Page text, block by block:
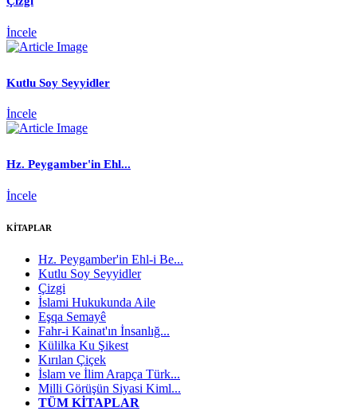
İncele
Kutlu Soy Seyyidler
İncele
Hz. Peygamber'in Ehl...
İncele
KİTAPLAR
Hz. Peygamber'in Ehl-i Be...
Kutlu Soy Seyyidler
Çizgi
İslami Hukukunda Aile
Eşqa Semayê
Fahr-i Kainat'ın İnsanlığ...
Külilka Ku Şikest
Kırılan Çiçek
İslam ve İlim Arapça Türk...
Milli Görüşün Siyasi Kiml...
TÜM KİTAPLAR